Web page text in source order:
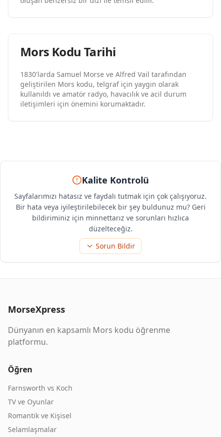
Mors Kodu Tarihi
1830'larda Samuel Morse ve Alfred Vail tarafından
geliştirilen Mors kodu, telgraf için yaygın olarak
kullanıldı ve amatör radyo, havacılık ve acil durum
iletişimleri için önemini korumaktadır.
Kalite Kontrolü
Sayfalarımızı hatasız ve faydalı tutmak için çok çalışıyoruz.
Bir hata veya iyileştirilebilecek bir şey buldunuz mu? Geri
bildiriminiz için minnettarız ve sorunları hızlıca
düzelteceğiz.
Sorun Bildir
MorseXpress
Dünyanın en kapsamlı Mors kodu öğrenme
platformu.
Öğren
Farnsworth vs Koch
TV ve Oyunlar
Romantik ve Kişisel
Selamlaşmalar